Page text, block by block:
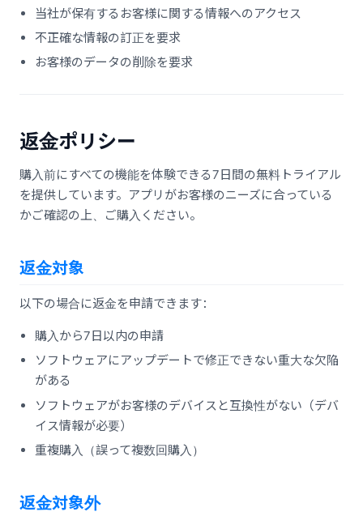
当社が保有するお客様に関する情報へのアクセス
不正確な情報の訂正を要求
お客様のデータの削除を要求
返金ポリシー
購入前にすべての機能を体験できる7日間の無料トライアル
を提供しています。アプリがお客様のニーズに合っている
かご確認の上、ご購入ください。
返金対象
以下の場合に返金を申請できます：
購入から7日以内の申請
ソフトウェアにアップデートで修正できない重大な欠陥
がある
ソフトウェアがお客様のデバイスと互換性がない（デバ
イス情報が必要）
重複購入（誤って複数回購入）
返金対象外